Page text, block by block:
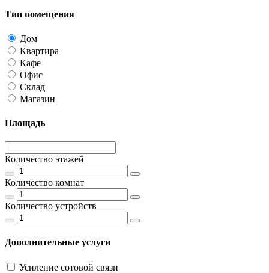
Тип помещения
Дом
Квартира
Кафе
Офис
Склад
Магазин
Площадь
Количество этажей
Количество комнат
Количество устройств
Дополнительные услуги
Усиление сотовой связи